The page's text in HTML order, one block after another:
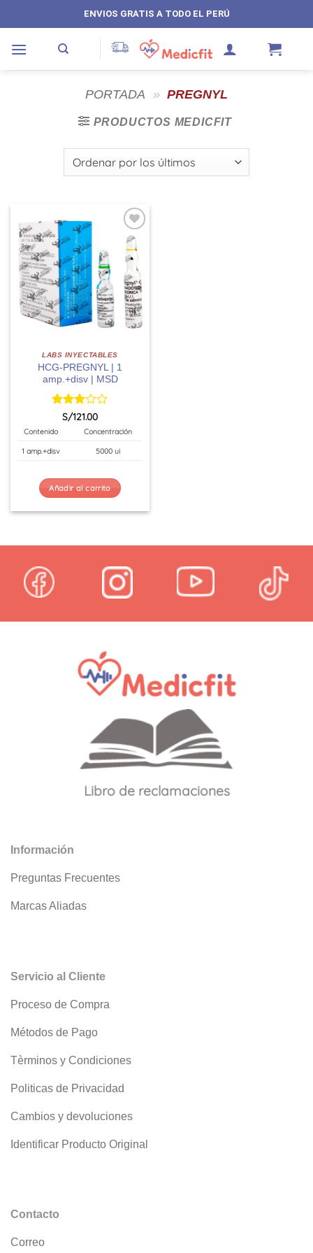
al
contenido
ENVIOS GRATIS A TODO EL PERÚ
PORTADA » PREGNYL
PRODUCTOS MEDICFIT
LABS INYECTABLES
HCG-PREGNYL | 1
amp.+disv | MSD
Valorado
con
de 5
S/121.00
Contenido Concentración
1 amp.+disv 5000 ui
Añadir al carrito
Libro de reclamaciones
Información
Preguntas Frecuentes
Marcas Aliadas
Servicio al Cliente
Proceso de Compra
Métodos de Pago
Tèrminos y Condiciones
Politicas de Privacidad
Cambios y devoluciones
Identificar Producto Original
Contacto
Correo